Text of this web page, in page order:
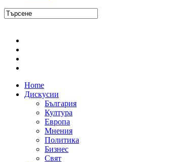
Home
Дискусии
България
Култура
Европа
Мнения
Политика
Бизнес
Свят